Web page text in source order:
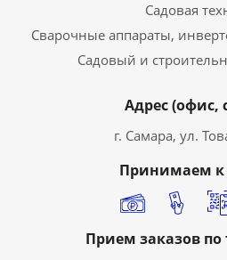
Садовая
Сварочные аппараты,
Садовый и
Адрес (офис,
г. Самара, ул.
Принимаем к
Прием заказов